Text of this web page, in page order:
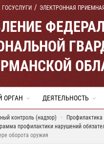
ГОСУСЛУГИ ЭЛЕКТРОННАЯ
ОРГАН ДЕЯТЕЛЬНОСТЬ
контроль (надзор)
профилактики нарушений
оборота оружия